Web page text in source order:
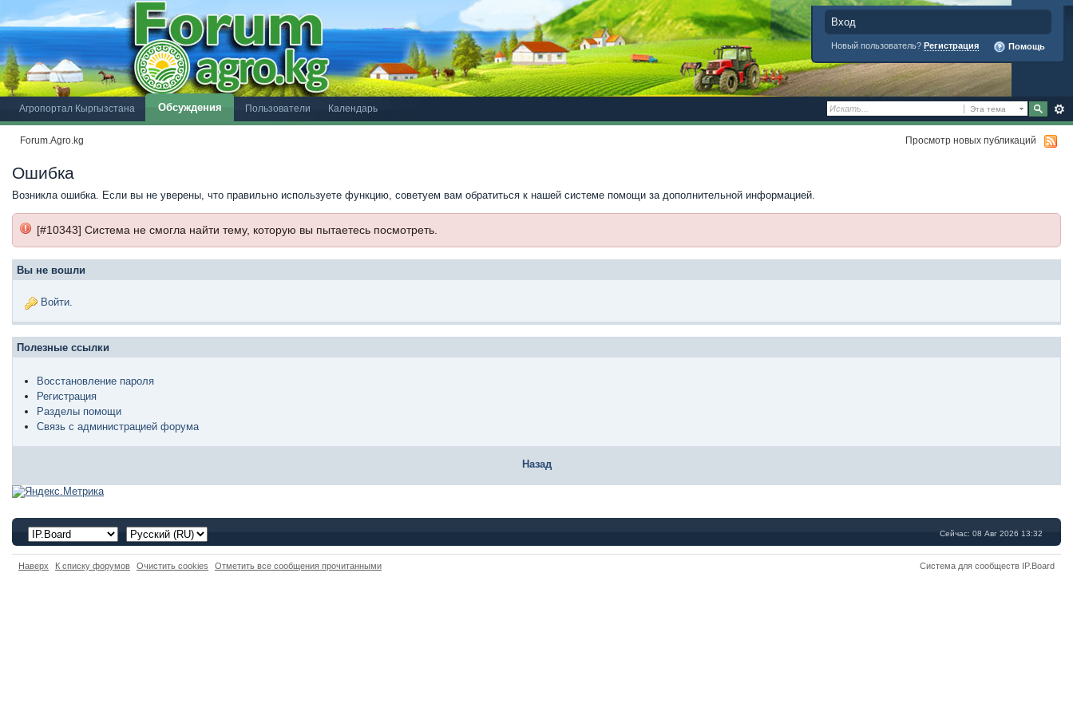
Вход
Новый пользователь? Регистрация Помощь
Эта тема
Агропортал Кыргызстана Обсуждения Пользователи Календарь
Forum.Agro.kg Просмотр новых публикаций
Ошибка
Возникла ошибка. Если вы не уверены, что правильно используете функцию, советуем вам обратиться к нашей системе помощи за дополнительной информацией.
[#10343] Система не смогла найти тему, которую вы пытаетесь посмотреть.
Вы не вошли
Войти.
Полезные ссылки
Восстановление пароля
Регистрация
Разделы помощи
Связь с администрацией форума
Назад
Сейчас: 08 Авг 2026 13:32
Наверх К списку форумов Очистить cookies Отметить все сообщения прочитанными Система для сообществ IP.Board